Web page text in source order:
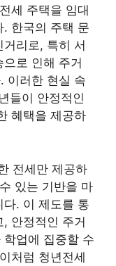
세 주택을 임대
. 한국의 주택 문
리로, 특히 서
로 인해 주거
이러한 현실 속
들이 안정적인
혜택을 제공하
전세만 제공하
있는 기반을 마
다. 이 제도를 통
안정적인 주거
업에 집중할 수
처럼 청년전세